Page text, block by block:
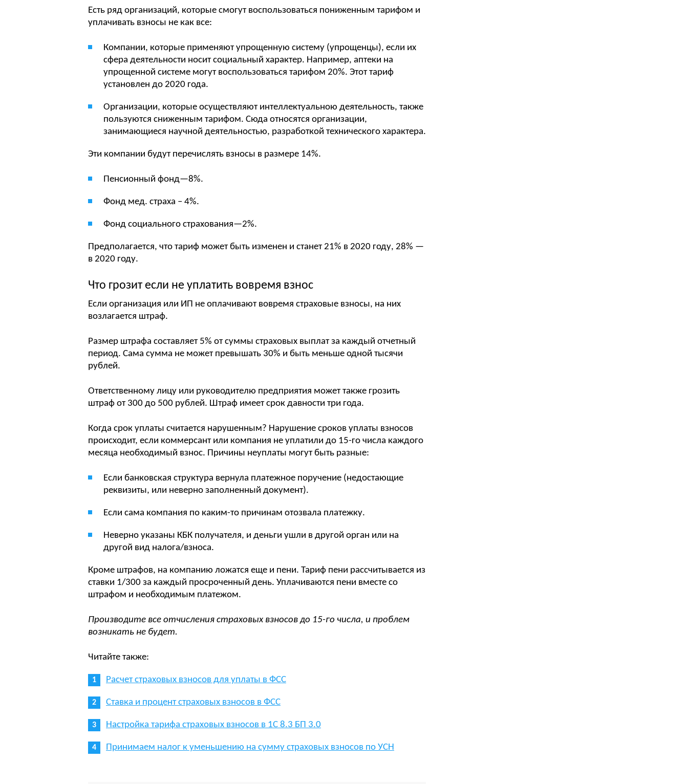
Есть ряд организаций, которые смогут воспользоваться пониженным тарифом и
уплачивать взносы не как все:
Компании, которые применяют упрощенную систему (упрощенцы), если их
сфера деятельности носит социальный характер. Например, аптеки на
упрощенной системе могут воспользоваться тарифом 20%. Этот тариф
установлен до 2020 года.
Организации, которые осуществляют интеллектуальною деятельность, также
пользуются сниженным тарифом. Сюда относятся организации,
занимающиеся научной деятельностью, разработкой технического характера.
Эти компании будут перечислять взносы в размере 14%.
Пенсионный фонд—8%.
Фонд мед. страха – 4%.
Фонд социального страхования—2%.
Предполагается, что тариф может быть изменен и станет 21% в 2020 году, 28% —
в 2020 году.
Что грозит если не уплатить вовремя взнос
Если организация или ИП не оплачивают вовремя страховые взносы, на них
возлагается штраф.
Размер штрафа составляет 5% от суммы страховых выплат за каждый отчетный
период. Сама сумма не может превышать 30% и быть меньше одной тысячи
рублей.
Ответственному лицу или руководителю предприятия может также грозить
штраф от 300 до 500 рублей. Штраф имеет срок давности три года.
Когда срок уплаты считается нарушенным? Нарушение сроков уплаты взносов
происходит, если коммерсант или компания не уплатили до 15-го числа каждого
месяца необходимый взнос. Причины неуплаты могут быть разные:
Если банковская структура вернула платежное поручение (недостающие
реквизиты, или неверно заполненный документ).
Если сама компания по каким-то причинам отозвала платежку.
Неверно указаны КБК получателя, и деньги ушли в другой орган или на
другой вид налога/взноса.
Кроме штрафов, на компанию ложатся еще и пени. Тариф пени рассчитывается из
ставки 1/300 за каждый просроченный день. Уплачиваются пени вместе со
штрафом и необходимым платежом.
Производите все отчисления страховых взносов до 15-го числа, и проблем
возникать не будет.
Читайте также:
Расчет страховых взносов для уплаты в ФСС
Ставка и процент страховых взносов в ФСС
Настройка тарифа страховых взносов в 1С 8.3 БП 3.0
Принимаем налог к уменьшению на сумму страховых взносов по УСН